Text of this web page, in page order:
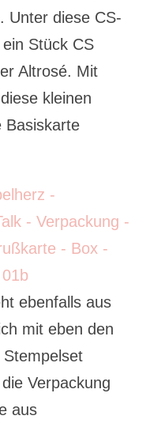
Unter diese CS-
Stück CS
Altrosé. Mit
kleinen
Basiskarte
ebenfalls aus
mit eben den
Verpackung
aus